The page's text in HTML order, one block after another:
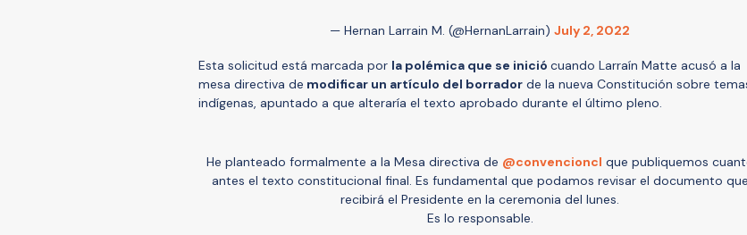
— Hernan Larrain M. (@HernanLarrain) July 2, 2022
Esta solicitud está marcada por la polémica que se inició cuando Larraín Matte acusó a la
mesa directiva de modificar un artículo del borrador de la nueva Constitución sobre
indígenas, apuntado a que alteraría el texto aprobado durante el último pleno.
He planteado formalmente a la Mesa directiva de @convencioncl que publiquemos
antes el texto constitucional final. Es fundamental que podamos revisar el documento que
recibirá el Presidente en la ceremonia del lunes.
Es lo responsable.